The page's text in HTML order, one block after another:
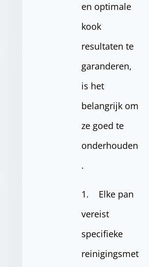
en optimale
kook
resultaten te
garanderen,
is het
belangrijk om
ze goed te
onderhouden
.
1. Elke pan
vereist
specifieke
reinigingsmet